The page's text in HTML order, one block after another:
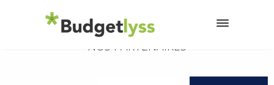
NOS PARTENAIRES